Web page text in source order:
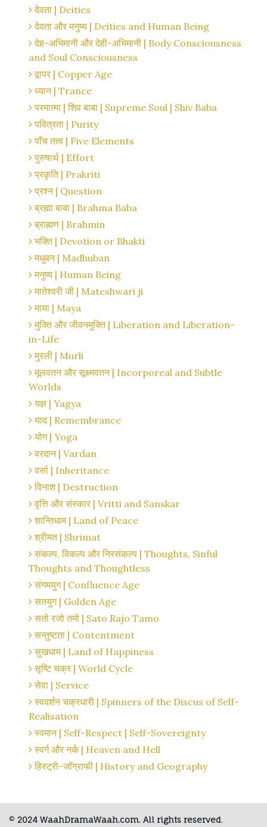
देवता | Deities
देवता और मनुष्य | Deities and Human Being
देह-अभिमानी और देही-अभिमानी | Body Consciousness
and Soul Consciousness
द्वापर | Copper Age
ध्यान | Trance
परमात्मा | शिव बाबा | Supreme Soul | Shiv Baba
पवित्रता | Purity
पाँच तत्व | Five Elements
पुरुषार्थ | Effort
प्रकृति | Prakriti
प्रश्न | Question
ब्रह्मा बाबा | Brahma Baba
ब्राह्मण | Brahmin
भक्ति | Devotion or Bhakti
मधुबन | Madhuban
मनुष्य | Human Being
मातेश्वरी जी | Mateshwari ji
माया | Maya
मुक्ति और जीवनमुक्ति | Liberation and Liberation-
in-Life
मुरली | Murli
मूलवतन और सूक्ष्मवतन | Incorporeal and Subtle
Worlds
यज्ञ | Yagya
याद | Remembrance
योग | Yoga
वरदान | Vardan
वर्सा | Inheritance
विनाश | Destruction
वृत्ति और संस्कार | Vritti and Sanskar
शान्तिधाम | Land of Peace
श्रीमत | Shrimat
संकल्प, विकल्प और निरसंकल्प | Thoughts, Sinful
Thoughts and Thoughtless
संगमयुग | Confluence Age
सतयुग | Golden Age
सतो रजो तमो | Sato Rajo Tamo
सन्तुष्टता | Contentment
सुखधाम | Land of Happiness
सृष्टि चक्र | World Cycle
सेवा | Service
स्वदर्शन चक्रधारी | Spinners of the Discus of Self-
Realisation
स्वमान | Self-Respect | Self-Sovereignty
स्वर्ग और नर्क | Heaven and Hell
हिस्ट्री-जॉग्राफी | History and Geography
© 2024 WaahDramaWaah.com. All rights reserved.